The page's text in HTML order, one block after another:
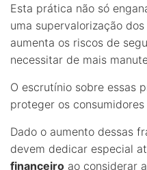
Esta prática não só
uma supervalorização
aumenta os riscos de
necessitar de mais
O escrutínio sobre essas
proteger os
Dado o aumento dessas
devem dedicar especial
financeiro ao considerar